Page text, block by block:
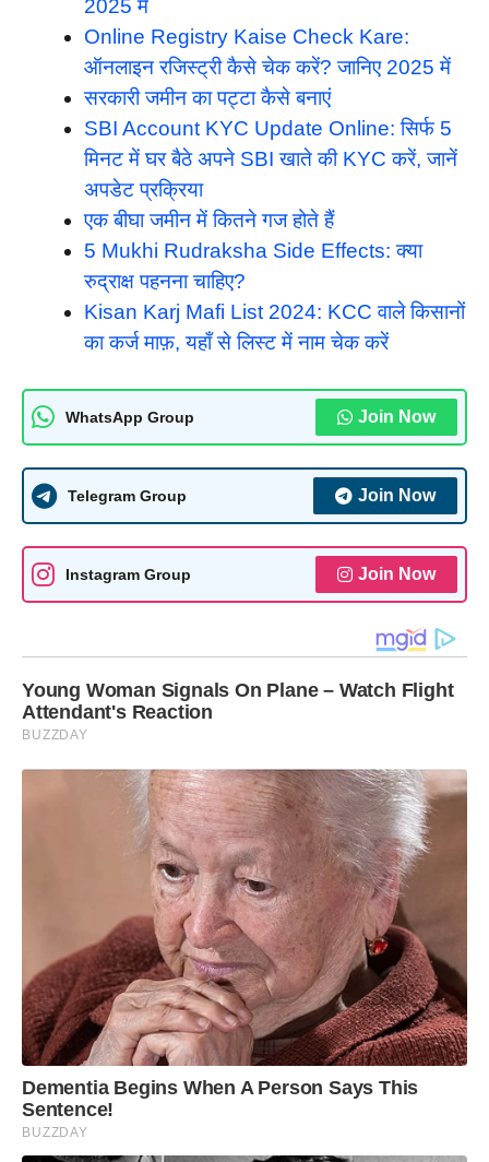
2025 में
Online Registry Kaise Check Kare:
ऑनलाइन रजिस्ट्री कैसे चेक करें? जानिए 2025 में
सरकारी जमीन का पट्टा कैसे बनाएं
SBI Account KYC Update Online: सिर्फ 5
मिनट में घर बैठे अपने SBI खाते की KYC करें, जानें
अपडेट प्रक्रिया
एक बीघा जमीन में कितने गज होते हैं
5 Mukhi Rudraksha Side Effects: क्या
रुद्राक्ष पहनना चाहिए?
Kisan Karj Mafi List 2024: KCC वाले किसानों
का कर्ज माफ़, यहाँ से लिस्ट में नाम चेक करें
WhatsApp Group Join Now
Telegram Group Join Now
Instagram Group Join Now